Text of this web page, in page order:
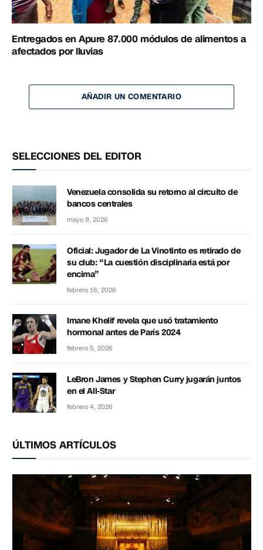
Entregados en Apure 87.000 módulos de alimentos a
afectados por lluvias
AÑADIR UN COMENTARIO
SELECCIONES DEL EDITOR
Venezuela consolida su retorno al circuito de
bancos centrales
mayo 9, 2026
Oficial: Jugador de La Vinotinto es retirado de
su club: “La cuestión disciplinaria está por
encima”
febrero 16, 2026
Imane Khelif revela que usó tratamiento
hormonal antes de París 2024
febrero 5, 2026
LeBron James y Stephen Curry jugarán juntos
en el All-Star
febrero 4, 2026
ÚLTIMOS ARTÍCULOS